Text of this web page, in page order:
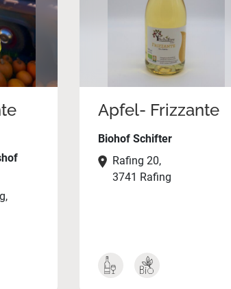
Apfel- Frizzante
Biohof Schifter
Rafing 20,
3741 Rafing